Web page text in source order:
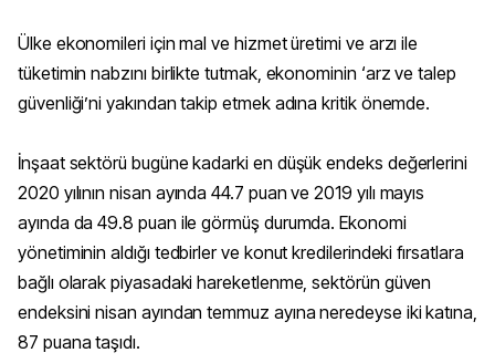
Ülke ekonomileri için mal ve hizmet üretimi ve arzı ile
tüketimin nabzını birlikte tutmak, ekonominin ‘arz ve talep
güvenliği’ni yakından takip etmek adına kritik önemde.
İnşaat sektörü bugüne kadarki en düşük endeks değerlerini
2020 yılının nisan ayında 44.7 puan ve 2019 yılı mayıs
ayında da 49.8 puan ile görmüş durumda. Ekonomi
yönetiminin aldığı tedbirler ve konut kredilerindeki fırsatlara
bağlı olarak piyasadaki hareketlenme, sektörün güven
endeksini nisan ayından temmuz ayına neredeyse iki katına,
87 puana taşıdı.